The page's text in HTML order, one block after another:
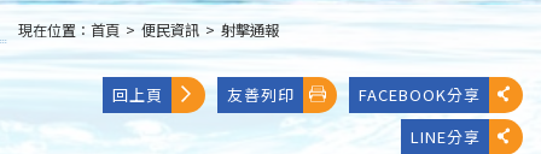
:::
現在位置： 首頁 > 便民資訊 > 射擊通報
回上頁 友善列印
FACEBOOK分享
LINE分享